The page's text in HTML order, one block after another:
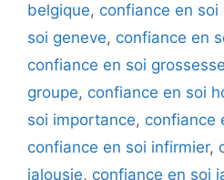
belgique, confiance en soi
soi geneve, confiance en
confiance en soi grossesse
groupe, confiance en soi
soi importance, confiance
confiance en soi infirmier,
jalousie, confiance en soi